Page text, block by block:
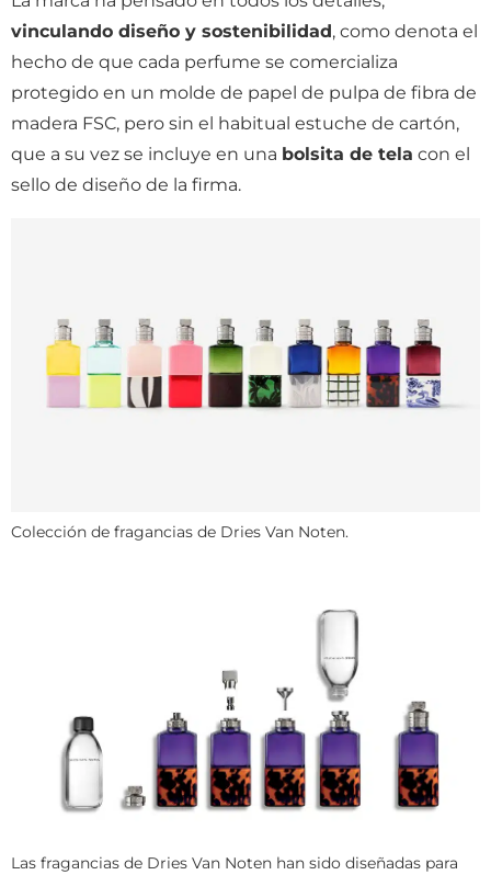
vinculando diseño y sostenibilidad, como denota el
hecho de que cada perfume se comercializa
protegido en un molde de papel de pulpa de fibra de
madera FSC, pero sin el habitual estuche de cartón,
que a su vez se incluye en una bolsita de tela con el
sello de diseño de la firma.
Colección de fragancias de Dries Van Noten.
Las fragancias de Dries Van Noten han sido diseñadas para